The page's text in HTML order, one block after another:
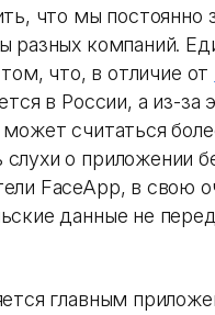
что мы постоянно
разных компаний.
что, в отличие от
в России, а из-за
считаться
о приложении
FaceApp, в свою
данные не
главным